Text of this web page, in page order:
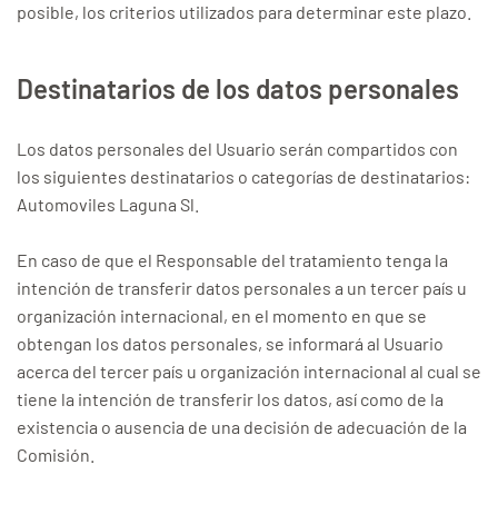
posible, los criterios utilizados para determinar este plazo.
Destinatarios de los datos personales
Los datos personales del Usuario serán compartidos con
los siguientes destinatarios o categorías de destinatarios:
Automoviles Laguna Sl.
En caso de que el Responsable del tratamiento tenga la
intención de transferir datos personales a un tercer país u
organización internacional, en el momento en que se
obtengan los datos personales, se informará al Usuario
acerca del tercer país u organización internacional al cual se
tiene la intención de transferir los datos, así como de la
existencia o ausencia de una decisión de adecuación de la
Comisión.